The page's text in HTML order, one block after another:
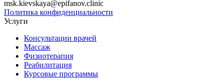
msk.kievskaya@epifanov.clinic
Политика конфиденциальности
Услуги
Консультации врачей
Массаж
Физиотерапия
Реабилитация
Курсовые программы